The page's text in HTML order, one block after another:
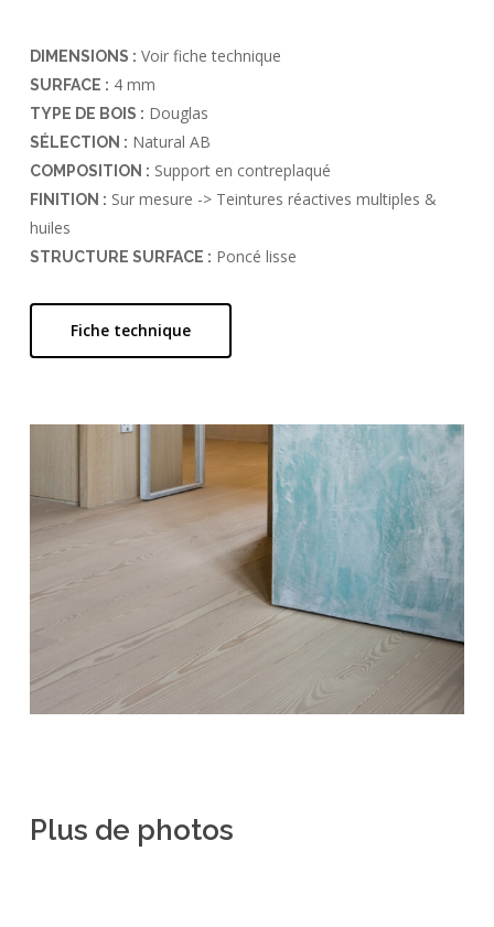
DIMENSIONS : Voir fiche technique
SURFACE : 4 mm
TYPE DE BOIS : Douglas
SÉLECTION : Natural AB
COMPOSITION : Support en contreplaqué
FINITION : Sur mesure -> Teintures réactives multiples &
huiles
STRUCTURE SURFACE : Poncé lisse
Fiche technique
Plus de photos